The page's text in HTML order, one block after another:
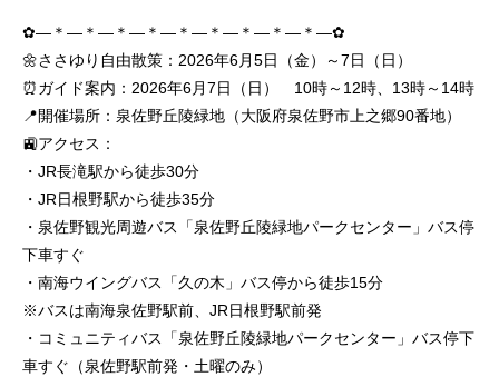
✿―＊―＊―＊―＊―＊―＊―＊―＊―＊―✿
🌼ささゆり自由散策：2026年6月5日（金）～7日（日）
⏰ガイド案内：2026年6月7日（日） 10時～12時、13時～14時
📍開催場所：泉佐野丘陵緑地（大阪府泉佐野市上之郷90番地）
🚉アクセス：
・JR長滝駅から徒歩30分
・JR日根野駅から徒歩35分
・泉佐野観光周遊バス「泉佐野丘陵緑地パークセンター」バス停
下車すぐ
・南海ウイングバス「久の木」バス停から徒歩15分
※バスは南海泉佐野駅前、JR日根野駅前発
・コミュニティバス「泉佐野丘陵緑地パークセンター」バス停下
車すぐ（泉佐野駅前発・土曜のみ）